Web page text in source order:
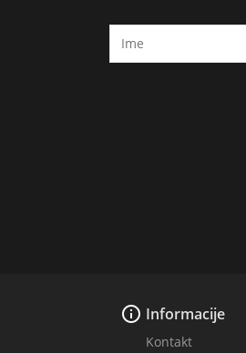
 Informacije
Kontakt